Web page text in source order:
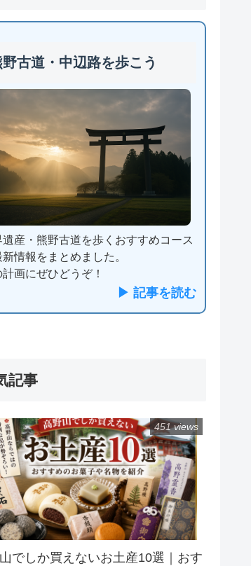
野古道・中辺路を歩こう
遺産・熊野古道を歩くおすすめコース
新情報をまとめました。
画にぜひどうぞ！
▶ 記事を読む
記事
でしか買えないお土産10選｜おす
451 views